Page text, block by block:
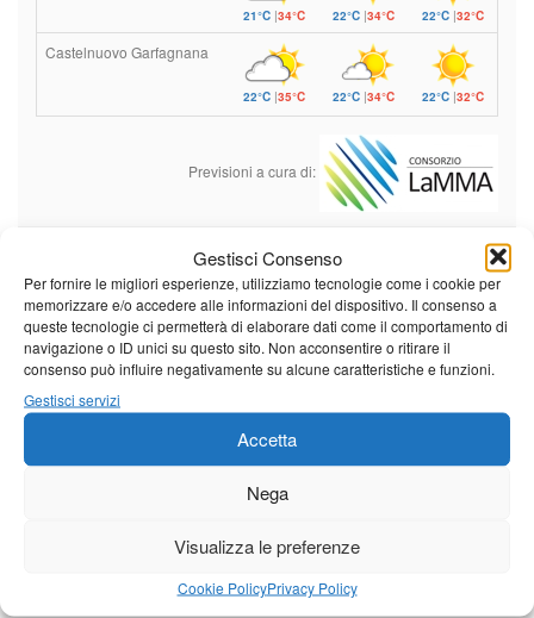
Gestisci Consenso
Per fornire le migliori esperienze, utilizziamo tecnologie come i cookie per
memorizzare e/o accedere alle informazioni del dispositivo. Il consenso a
queste tecnologie ci permetterà di elaborare dati come il comportamento di
navigazione o ID unici su questo sito. Non acconsentire o ritirare il
consenso può influire negativamente su alcune caratteristiche e funzioni.
Gestisci servizi
Accetta
Nega
Visualizza le preferenze
Cookie PolicyPrivacy Policy
21°C|34°C 22°C|34°C 22°C |32°C
Castelnuovo Garfagnana
22°C|35°C 22°C|34°C 22°C |32°C
Previsioni a cura di:
Calendario eventi
« Lug Agosto 2026
Set »
L
M M G V S
D
1
2
6
13
26 27 28